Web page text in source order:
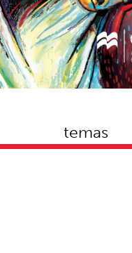
temas